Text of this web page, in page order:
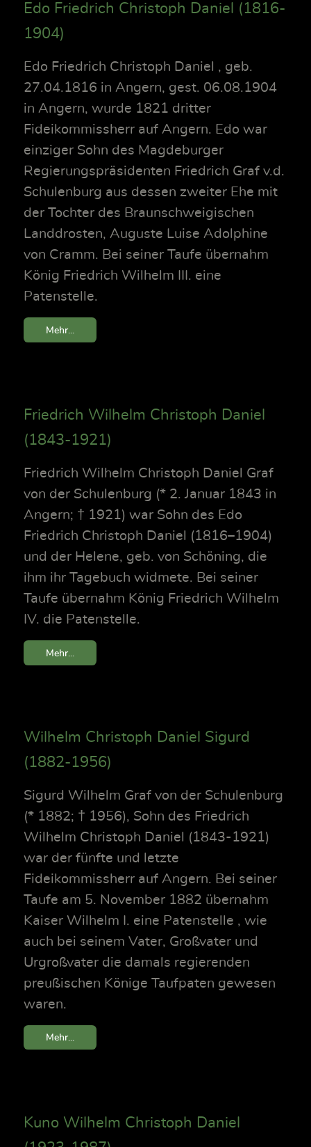
Edo Friedrich Christoph Daniel (1816-
1904)
Edo Friedrich Christoph Daniel , geb.
27.04.1816 in Angern, gest. 06.08.1904
in Angern, wurde 1821 dritter
Fideikommissherr auf Angern. Edo war
einziger Sohn des Magdeburger
Regierungspräsidenten Friedrich Graf v.d.
Schulenburg aus dessen zweiter Ehe mit
der Tochter des Braunschweigischen
Landdrosten, Auguste Luise Adolphine
von Cramm. Bei seiner Taufe übernahm
König Friedrich Wilhelm III. eine
Patenstelle.
Mehr...
Friedrich Wilhelm Christoph Daniel
(1843-1921)
Friedrich Wilhelm Christoph Daniel Graf
von der Schulenburg (* 2. Januar 1843 in
Angern; † 1921) war Sohn des Edo
Friedrich Christoph Daniel (1816–1904)
und der Helene, geb. von Schöning, die
ihm ihr Tagebuch widmete. Bei seiner
Taufe übernahm König Friedrich Wilhelm
IV. die Patenstelle.
Mehr...
Wilhelm Christoph Daniel Sigurd
(1882-1956)
Sigurd Wilhelm Graf von der Schulenburg
(* 1882; † 1956), Sohn des Friedrich
Wilhelm Christoph Daniel (1843-1921)
war der fünfte und letzte
Fideikommissherr auf Angern. Bei seiner
Taufe am 5. November 1882 übernahm
Kaiser Wilhelm I. eine Patenstelle , wie
auch bei seinem Vater, Großvater und
Urgroßvater die damals regierenden
preußischen Könige Taufpaten gewesen
waren.
Mehr...
Kuno Wilhelm Christoph Daniel